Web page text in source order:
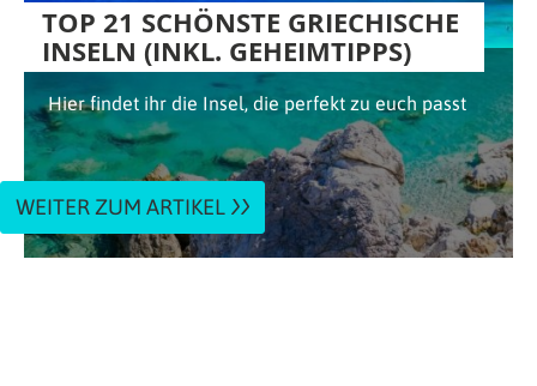
TOP 21 SCHÖNSTE GRIECHISCHE
INSELN (INKL. GEHEIMTIPPS)
Hier findet ihr die Insel, die perfekt zu euch passt
WEITER ZUM ARTIKEL